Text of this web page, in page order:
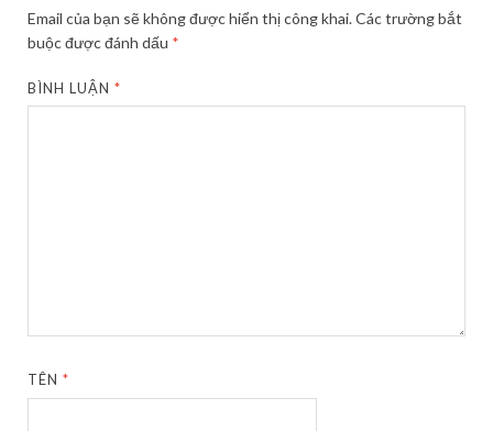
Email của bạn sẽ không được hiển thị công khai.Các trường bắt
buộc được đánh dấu *
BÌNH LUẬN*
TÊN*